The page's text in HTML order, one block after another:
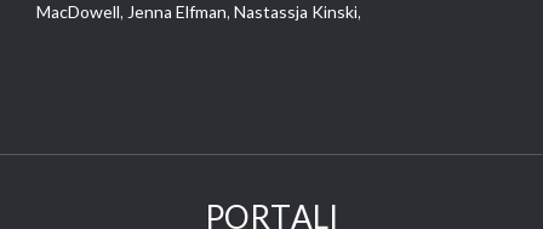
MacDowell, Jenna Elfman, Nastassja Kinski,
PORTALI